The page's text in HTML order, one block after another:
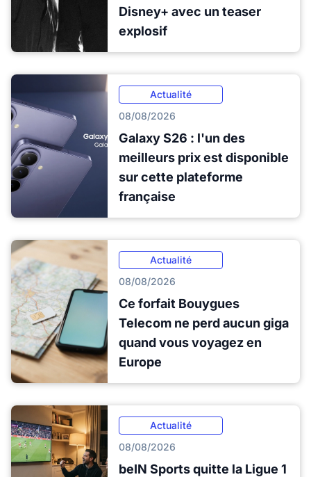
Disney+ avec un teaser
explosif
Actualité
08/08/2026
Galaxy S26 : l'un des
meilleurs prix est disponible
sur cette plateforme
française
Actualité
08/08/2026
Ce forfait Bouygues
Telecom ne perd aucun giga
quand vous voyagez en
Europe
Actualité
08/08/2026
beIN Sports quitte la Ligue 1